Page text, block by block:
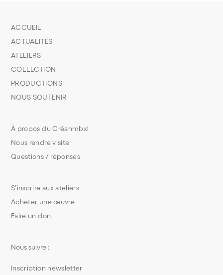
S’inscrire aux ateliers
Acheter une œuvre
Faire un don
À propos du Créahmbxl
Nous rendre visite
Questions / réponses
ACCUEIL
ACTUALITÉS
ATELIERS
COLLECTION
PRODUCTIONS
NOUS SOUTENIR
Nous suivre :
Inscription newsletter